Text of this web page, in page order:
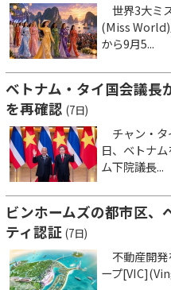
世界3大ミ
(Miss World)
から9月5...
ベトナム・タイ国会議長
を再確認 (7日)
チャン・タ
日、ベトナ
ム下院議長...
ビンホームズの都市区、
ティ認証 (7日)
不動産開発
ープ